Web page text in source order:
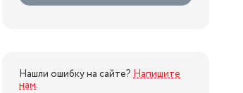
Нашли ошибку на сайте? Напишите
нам.